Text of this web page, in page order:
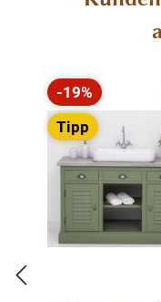
Rabatt
-19%
Tipp